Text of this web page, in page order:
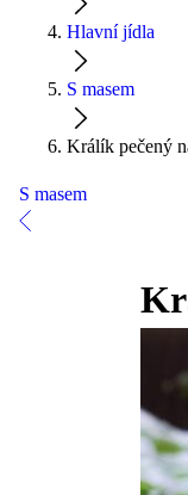
Hlavní jídla
S masem
Králík pečený
S masem